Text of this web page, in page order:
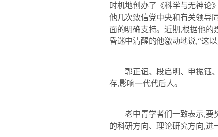
时机地创办了《科学与无神论
他几次致信党中央和有关领导
面的明确支持。近期,根据他的
昏迷中清醒的他激动地说,“这
郭正谊、段启明、申振钰、
存,影响一代代后人。
老中青学者们一致表示,要
的科研方向、理论研究方向,进